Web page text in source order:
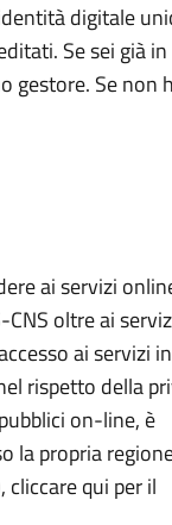
digitale
Se sei già in
gestore. Se non
ai servizi
oltre ai
ai servizi
rispetto della
on-line, è
la propria
qui per il